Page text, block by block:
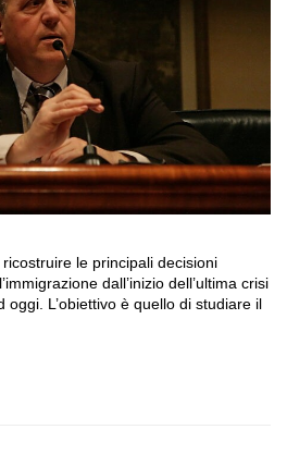
le principali decisioni
dall’inizio dell’ultima crisi
L’obiettivo è quello di studiare il